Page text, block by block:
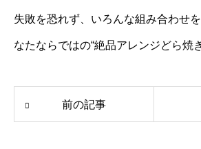
失敗を恐れず、いろんな組み合わせ
なたならではの“絶品アレンジどら焼
前の記事